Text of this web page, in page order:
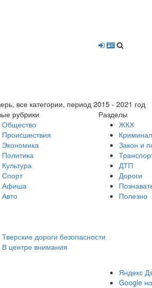
категории, период 2015 - 2021 год
рубрики
Общество
Происшествия
Экономика
Политика
Культура
Спорт
Афиша
Авто
Разделы
ЖКХ
Криминал
Закон и
ДТП
Дороги
Полезно
Тверские дороги безопасности
В центре внимания
Яндекс
Google